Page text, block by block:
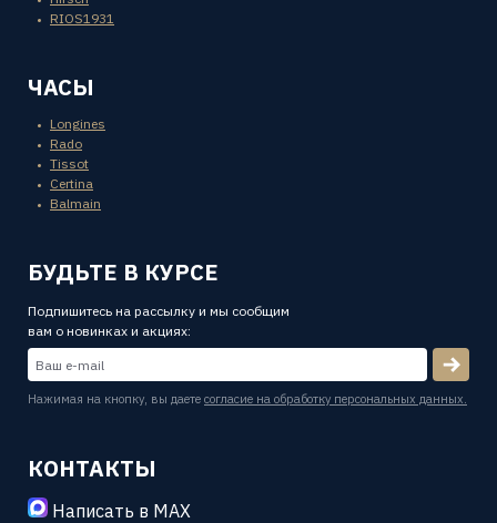
RIOS1931
ЧАСЫ
Longines
Rado
Tissot
Certina
Balmain
БУДЬТЕ В КУРСЕ
Подпишитесь на рассылку и мы сообщим
вам о новинках и акциях:
Нажимая на кнопку, вы даете согласие на обработку персональных данных.
КОНТАКТЫ
Написать в MAX